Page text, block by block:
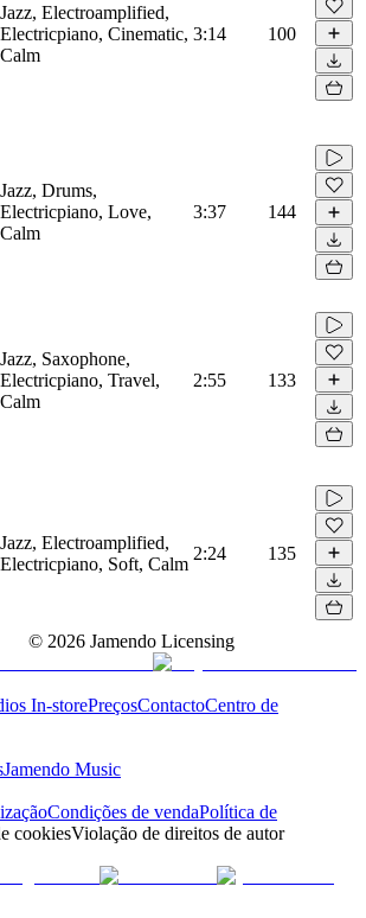
Jazz, Electroamplified,
Electricpiano, Cinematic,
Calm
3:14 100
Jazz, Drums,
Electricpiano, Love,
Calm
3:37 144
Jazz, Saxophone,
Electricpiano, Travel,
Calm
2:55 133
Jazz, Electroamplified,
Electricpiano, Soft, Calm
2:24 135
© 2026 Jamendo Licensing
In-storePreçosContactoCentro de
Jamendo Music
Condições de vendaPolítica de
cookiesViolação de direitos de autor